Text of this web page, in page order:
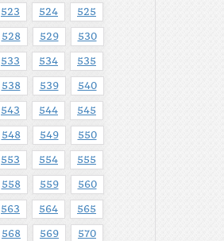
523 524 525
528 529 530
533 534 535
538 539 540
543 544 545
548 549 550
553 554 555
558 559 560
563 564 565
568 569 570